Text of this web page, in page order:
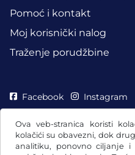
Ova veb-stranica koristi
kolačići su obavezni, dok
analitiku, ponovno ciljanje i
Pomoć i kontakt
Moj korisnički nalog
Traženje porudžbine
Facebook Instagram